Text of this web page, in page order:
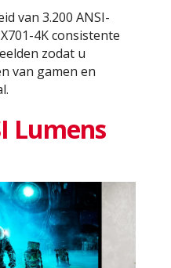
van 3.200 ANSI-
4K consistente
zodat u
van gamen en
Lumens